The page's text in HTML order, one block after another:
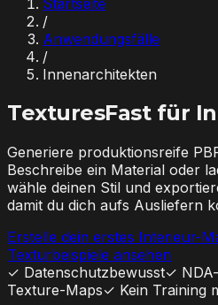
Startseite
/
Anwendungsfälle
/
Innenarchitekten
TexturesFast für
Generiere produktionsreife
Beschreibe ein Material oder
wähle deinen Stil und
damit du dich aufs Ausliefern
Erstelle dein erstes Interieur-
Texturbeispiele ansehen
✓ Datenschutzbewusst✓
Texture-Maps✓ Kein Training